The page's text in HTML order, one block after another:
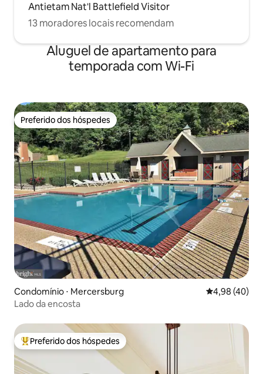
Antietam Nat'l Battlefield Visitor
13 moradores locais recomendam
Aluguel de apartamento para
temporada com Wi-Fi
Preferido dos hóspedes
Preferido dos hóspedes
Condomínio ⋅ Mercersburg 4,98 de uma
4,98 (40)
Lado da encosta
Entre os melhores preferidos dos hóspedes
Preferido dos hóspedes